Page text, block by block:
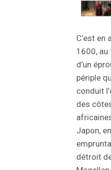
C’est en
1600, au
d’un
périple
conduit
des
Japon, en
détroit